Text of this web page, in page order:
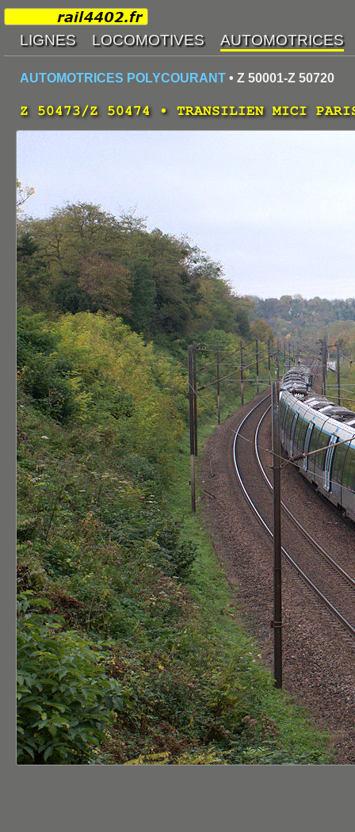
AUTOMOTRICES POLYCOURANT • Z 50001-Z 50720
Z 50473/Z 50474 • TRANSILIEN MICI